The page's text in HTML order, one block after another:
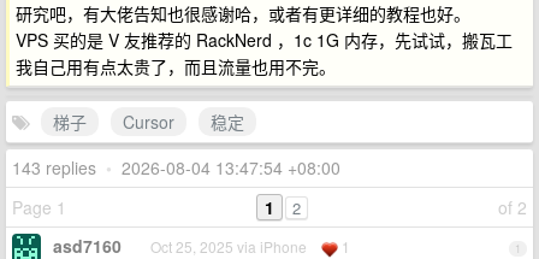
研究吧，有大佬告知也很感谢哈，或者有更详细的教程也好。
VPS 买的是 V 友推荐的 RackNerd ，1c 1G 内存，先试试，搬瓦工
我自己用有点太贵了，而且流量也用不完。
梯子 Cursor
稳定
143 replies • 2026-08-04 13:47:54 +08:00
Page 1
of 2
1 2
1
asd7160 Oct 25, 2025 via iPhone 1